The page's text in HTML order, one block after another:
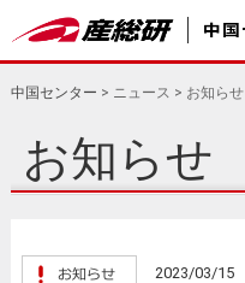
中国センター > ニュース > お知らせ
お知らせ
2023/03/15